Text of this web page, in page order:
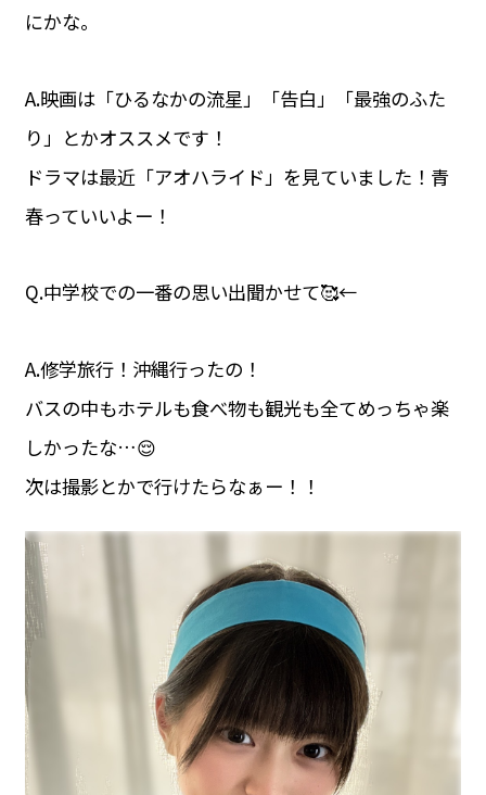
にかな。
A.映画は「ひるなかの流星」「告白」「最強のふた
り」とかオススメです！
ドラマは最近「アオハライド」を見ていました！青
春っていいよー！
Q.中学校での一番の思い出聞かせて🥰←
A.修学旅行！沖縄行ったの！
バスの中もホテルも食べ物も観光も全てめっちゃ楽
しかったな…😌
次は撮影とかで行けたらなぁー！！